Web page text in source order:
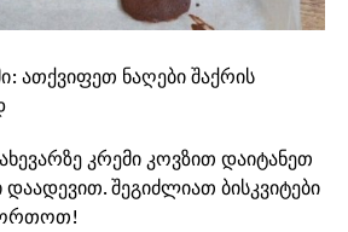
ათქვიფეთ ნაღები შაქრის
კრემი კოვზით დაიტანეთ
დაადევით. შეგიძლიათ ბისკვიტები